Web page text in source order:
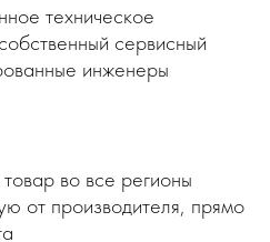
техническое
сервисный
инженеры
во все регионы
от производителя, прямо